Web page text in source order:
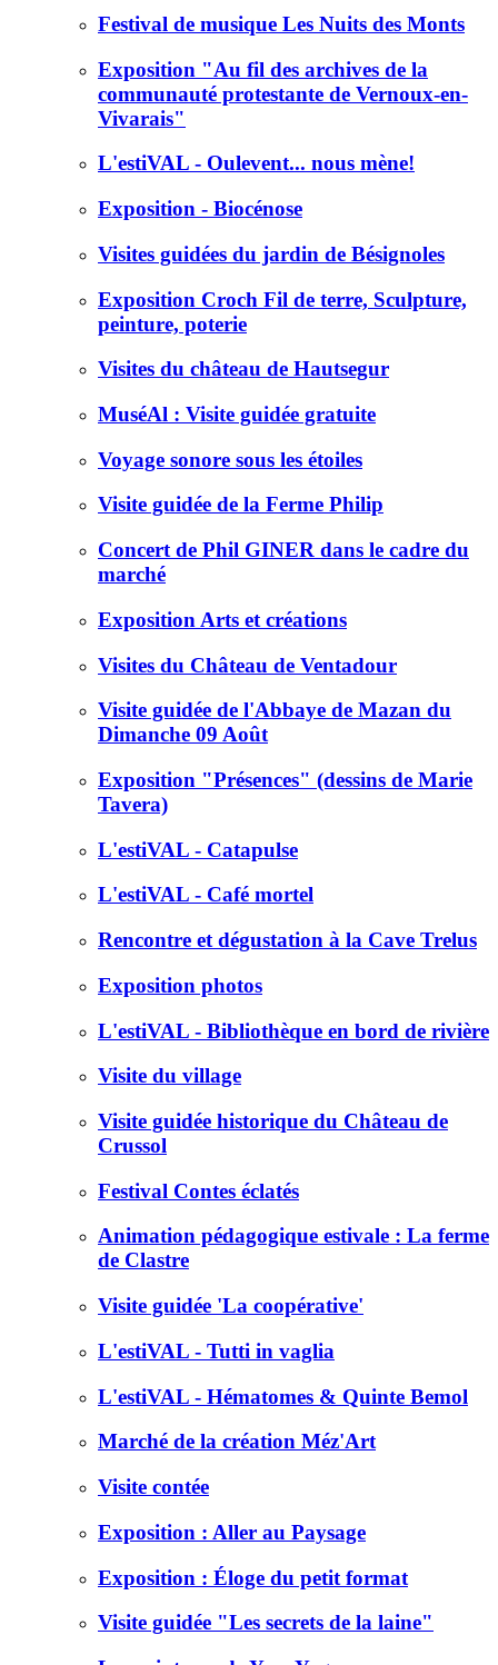
Festival de musique Les Nuits des Monts
Exposition "Au fil des archives de la
communauté protestante de Vernoux-en-
Vivarais"
L'estiVAL - Oulevent... nous mène!
Exposition - Biocénose
Visites guidées du jardin de Bésignoles
Exposition Croch Fil de terre, Sculpture,
peinture, poterie
Visites du château de Hautsegur
MuséAl : Visite guidée gratuite
Voyage sonore sous les étoiles
Visite guidée de la Ferme Philip
Concert de Phil GINER dans le cadre du
marché
Exposition Arts et créations
Visites du Château de Ventadour
Visite guidée de l'Abbaye de Mazan du
Dimanche 09 Août
Exposition "Présences" (dessins de Marie
Tavera)
L'estiVAL - Catapulse
L'estiVAL - Café mortel
Rencontre et dégustation à la Cave Trelus
Exposition photos
L'estiVAL - Bibliothèque en bord de rivière
Visite du village
Visite guidée historique du Château de
Crussol
Festival Contes éclatés
Animation pédagogique estivale : La ferme
de Clastre
Visite guidée 'La coopérative'
L'estiVAL - Tutti in vaglia
L'estiVAL - Hématomes & Quinte Bemol
Marché de la création Méz'Art
Visite contée
Exposition : Aller au Paysage
Exposition : Éloge du petit format
Visite guidée "Les secrets de la laine"